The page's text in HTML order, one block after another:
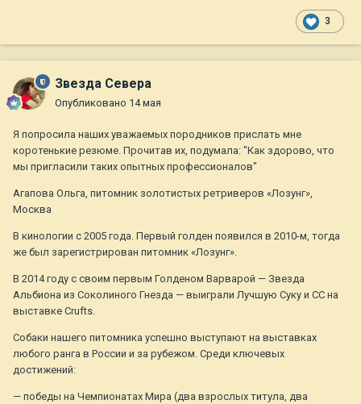
3
Звезда Севера
Опубликовано 14 мая
Я попросила наших уважаемых породников прислать мне
коротенькие резюме. Прочитав их, подумала: "Как здорово, что
мы пригласили таких опытных профессионалов"
Агапова Ольга, питомник золотистых ретриверов «Лозунг»,
Москва
В кинологии с 2005 года. Первый голден появился в 2010-м, тогда
же был зарегистрирован питомник «Лозунг».
В 2014 году с своим первым Голденом Варварой — Звезда
Альбиона из Соколиного Гнезда — выиграли Лучшую Суку и СС на
выставке Crufts.
Собаки нашего питомника успешно выступают на выставках
любого ранга в России и за рубежом. Среди ключевых
достижений:
— победы на Чемпионатах Мира (два взрослых титула, два